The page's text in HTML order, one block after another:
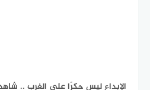
الإبداع ليس حكرًا على الغرب ..